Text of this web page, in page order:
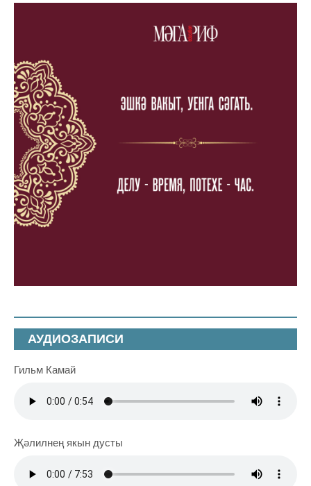
АУДИОЗАПИСИ
Гильм Камай
Җәлилнең якын дусты